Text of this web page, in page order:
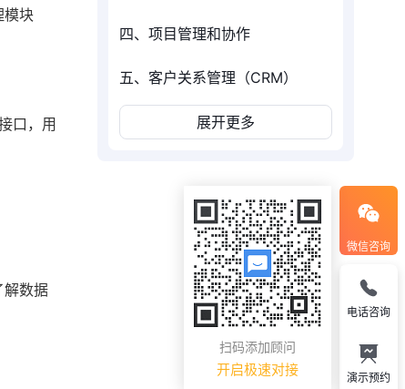
模块
口，用
解数据
四、项目管理和协作
五、客户关系管理（CRM）
展开更多
微信咨询
扫码添加顾问
开启极速对接
电话咨询
演示预约